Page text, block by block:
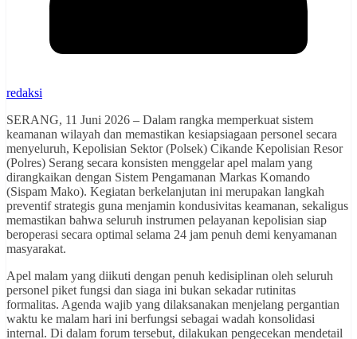
redaksi
SERANG, 11 Juni 2026 – Dalam rangka memperkuat sistem
keamanan wilayah dan memastikan kesiapsiagaan personel secara
menyeluruh, Kepolisian Sektor (Polsek) Cikande Kepolisian Resor
(Polres) Serang secara konsisten menggelar apel malam yang
dirangkaikan dengan Sistem Pengamanan Markas Komando
(Sispam Mako). Kegiatan berkelanjutan ini merupakan langkah
preventif strategis guna menjamin kondusivitas keamanan, sekaligus
memastikan bahwa seluruh instrumen pelayanan kepolisian siap
beroperasi secara optimal selama 24 jam penuh demi kenyamanan
masyarakat.
​Apel malam yang diikuti dengan penuh kedisiplinan oleh seluruh
personel piket fungsi dan siaga ini bukan sekadar rutinitas
formalitas. Agenda wajib yang dilaksanakan menjelang pergantian
waktu ke malam hari ini berfungsi sebagai wadah konsolidasi
internal. Di dalam forum tersebut, dilakukan pengecekan mendetail